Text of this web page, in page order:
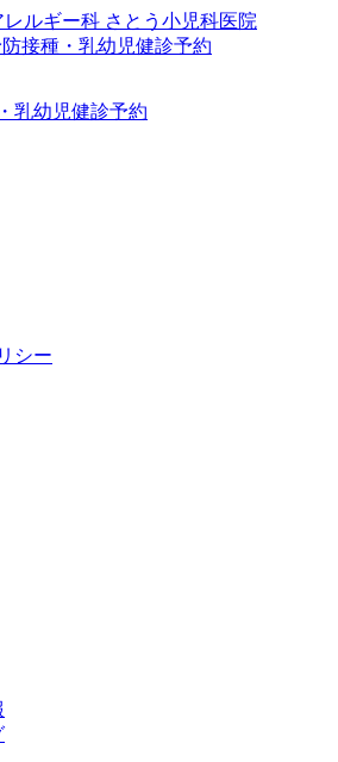
接種・乳幼児健診予約
乳幼児健診予約
シー